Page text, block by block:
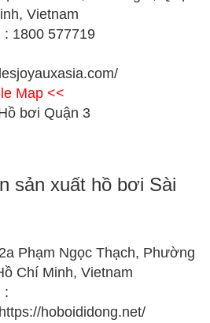
Vietnam
: 1800 577719
Map <<
bơi Quận 3
sản xuất hồ bơi Sài
Phạm Ngọc Thạch, Phường
Chí Minh, Vietnam
:
hoboididong.net/